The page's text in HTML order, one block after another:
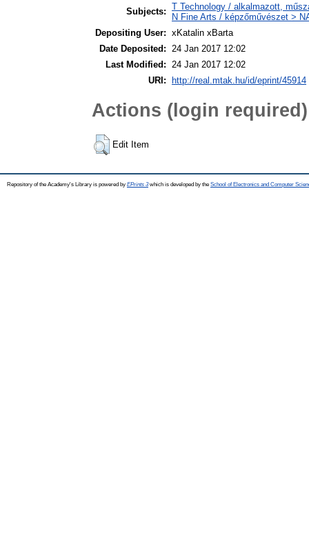
Subjects: T Technology / alkalmazott,
N Fine Arts / képzőművészet >
Depositing User: xKatalin xBarta
Date Deposited:
24 Jan 2017 12:02
Last Modified:
24 Jan 2017 12:02
URI:
http://real.mtak.hu/id/eprint/45914
Actions (login required)
Edit Item
Repository of the Academy's Library is powered by EPrints 3which is developed by the School of Electronics and Computer